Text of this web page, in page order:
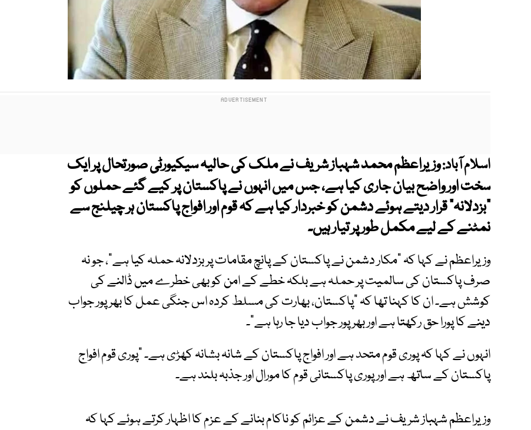
اسلام آباد:وزیراعظم محمد شہباز شریف نے ملک کی حالیہ سیکیورٹی صورتحال پر ایک
سخت اور واضح بیان جاری کیا ہے، جس میں انہوں نے پاکستان پر کیے گئے حملوں کو
"بزدلانہ" قرار دیتے ہوئے دشمن کو خبردار کیا ہے کہ قوم اور افواج پاکستان ہر چیلنج سے
نمٹنے کے لیے مکمل طور پر تیار ہیں۔
وزیراعظم نے کہا کہ "مکار دشمن نے پاکستان کے پانچ مقامات پر بزدلانہ حملہ کیا ہے"، جو نہ
صرف پاکستان کی سالمیت پر حملہ ہے بلکہ خطے کے امن کو بھی خطرے میں ڈالنے کی
کوشش ہے۔ ان کا کہنا تھا کہ "پاکستان، بھارت کی مسلط کردہ اس جنگی عمل کا بھرپور جواب
دینے کا پورا حق رکھتا ہے اور بھرپور جواب دیا جا رہا ہے"۔
انہوں نے کہا کہ پوری قوم متحد ہے اور افواج پاکستان کے شانہ بشانہ کھڑی ہے۔ "پوری قوم افواج
پاکستان کے ساتھ ہے اور پوری پاکستانی قوم کا مورال اور جذبہ بلند ہے۔
وزیراعظم شہباز شریف نے دشمن کے عزائم کو ناکام بنانے کے عزم کا اظہار کرتے ہوئے کہا کہ